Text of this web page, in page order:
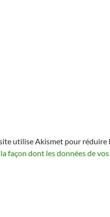
utilise Akismet pour réduire
façon dont les données de